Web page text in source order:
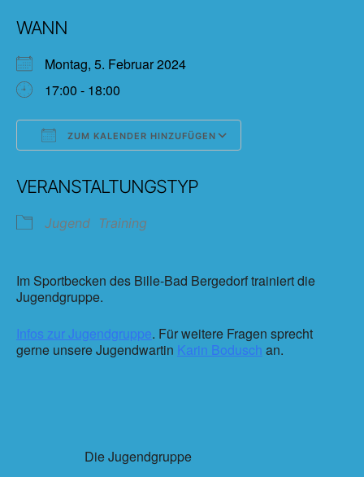
WANN
Montag, 5. Februar 2024
17:00 - 18:00
ZUM KALENDER HINZUFÜGEN
VERANSTALTUNGSTYP
Jugend Training
Im Sportbecken des Bille-Bad Bergedorf trainiert die
Jugendgruppe.
Infos zur Jugendgruppe. Für weitere Fragen sprecht
gerne unsere Jugendwartin Karin Bodusch an.
Die Jugendgruppe